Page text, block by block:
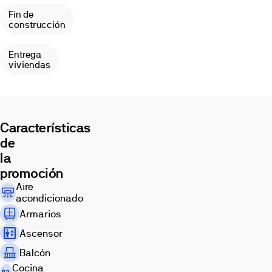
comodidad
en
día
a
la
Avenida
Cortes
Valencianas
y
al
Palacio
de
Congresos,
Lyra
bienestar
en
hogar.
Fin de
construcción
Entrega
viviendas
Características
de
la
promoción
Aire
acondicionado
Armarios
Ascensor
Balcón
Cocina
Exterior Piscina